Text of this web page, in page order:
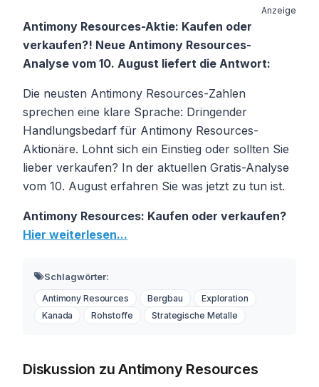
Anzeige
Antimony Resources-Aktie: Kaufen oder
verkaufen?! Neue Antimony Resources-
Analyse vom 10. August liefert die Antwort:
Die neusten Antimony Resources-Zahlen
sprechen eine klare Sprache: Dringender
Handlungsbedarf für Antimony Resources-
Aktionäre. Lohnt sich ein Einstieg oder sollten Sie
lieber verkaufen? In der aktuellen Gratis-Analyse
vom 10. August erfahren Sie was jetzt zu tun ist.
Antimony Resources: Kaufen oder verkaufen?
Hier weiterlesen...
Schlagwörter:
Antimony Resources Bergbau
Exploration
Kanada
Rohstoffe Strategische Metalle
Diskussion zu Antimony Resources